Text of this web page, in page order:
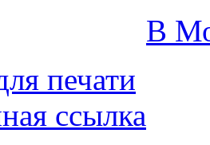
В
печати
ссылка